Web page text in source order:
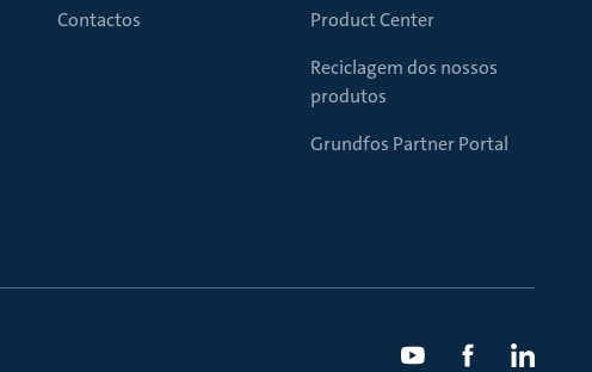
Contactos
Product Center
Reciclagem dos nossos
produtos
Grundfos Partner Portal